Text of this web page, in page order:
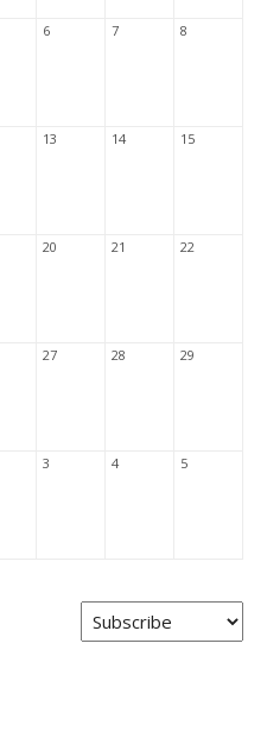
6 7 8
13 14 15
20 21 22
27 28 29
3 4 5